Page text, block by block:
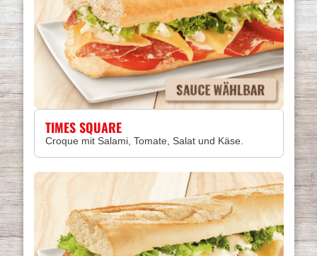
TIMES SQUARE
Croque mit Salami, Tomate, Salat und Käse.